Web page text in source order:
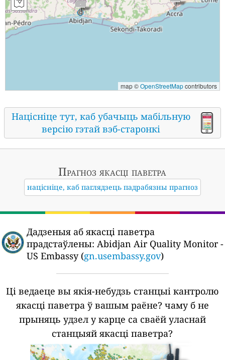
map ©OpenStreetMapcontributors
Націсніце тут, каб убачыць мабільную
версію гэтай вэб-старонкі
Прагноз якасці паветра
націсніце, каб паглядзець падрабязны прагноз
Дадзеныя аб якасці паветра
прадстаўлены: Abidjan Air Quality Monitor -
US Embassy (gn.usembassy.gov)
Ці ведаеце вы якія-небудзь станцыі кантролю
якасці паветра ў вашым раёне? чаму б не
прыняць удзел у карце са сваёй уласнай
станцыяй якасці паветра?